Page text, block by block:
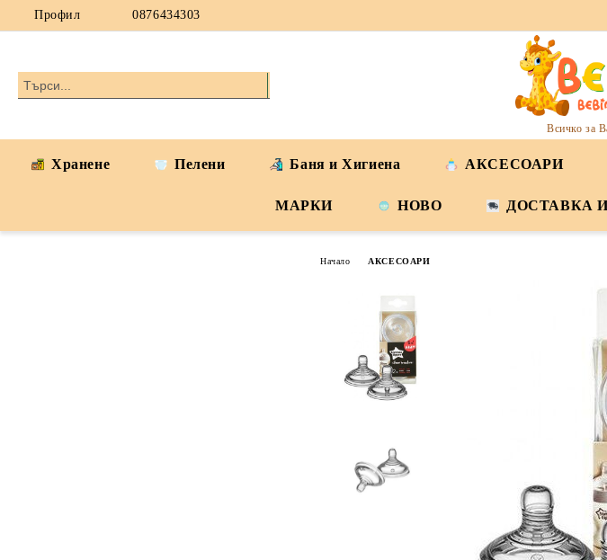
Профил 0876434303
Всичко за
Хранене Пелени Баня и Хигиена АКСЕСОАРИ
МАРКИ НОВО ДОСТАВКА
Начало АКСЕСОАРИ